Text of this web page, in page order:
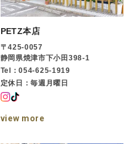
PETZ本店
〒425-0057
静岡県焼津市下小田398-1
Tel：054-625-1919
定休日：毎週月曜日
view more